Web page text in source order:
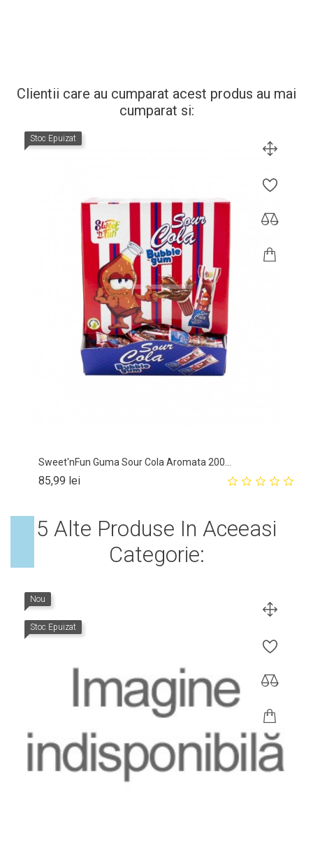
Clientii care au cumparat acest produs au mai
cumparat si:
Stoc Epuizat
Sweet'nFun Guma Sour Cola Aromata 200...
85,99 leiPret
5 Alte Produse In Aceeasi
Categorie:
Nou
Stoc Epuizat